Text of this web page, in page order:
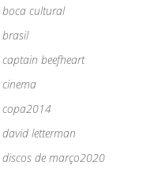
boca cultural
brasil
captain beefheart
cinema
copa2014
david letterman
discos de março2020